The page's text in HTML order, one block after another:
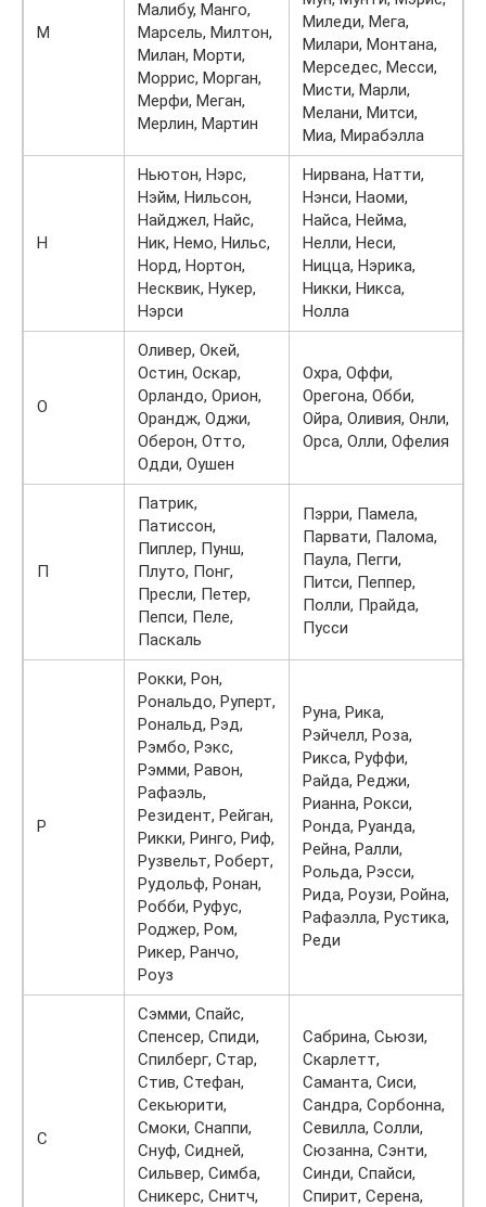
М
Малибу, Манго,
Марсель, Милтон,
Милан, Морти,
Моррис, Морган,
Мерфи, Меган,
Мерлин, Мартин
Миледи, Мега,
Милари, Монтана,
Мерседес, Месси,
Мисти, Марли,
Мелани, Митси,
Миа, Мирабэлла
Н
Ньютон, Нэрс,
Нэйм, Нильсон,
Найджел, Найс,
Ник, Немо, Нильс,
Норд, Нортон,
Несквик, Нукер,
Нэрси
Нирвана, Натти,
Нэнси, Наоми,
Найса, Нейма,
Нелли, Неси,
Ницца, Нэрика,
Никки, Никса,
Нолла
О
Оливер, Окей,
Остин, Оскар,
Орландо, Орион,
Орандж, Оджи,
Оберон, Отто,
Одди, Оушен
Охра, Оффи,
Орегона, Обби,
Ойра, Оливия, Онли,
Орса, Олли, Офелия
П
Патрик,
Патиссон,
Пиплер, Пунш,
Плуто, Понг,
Пресли, Петер,
Пепси, Пеле,
Паскаль
Пэрри, Памела,
Парвати, Палома,
Паула, Пегги,
Питси, Пеппер,
Полли, Прайда,
Пусси
Р
Рокки, Рон,
Рональдо, Руперт,
Рональд, Рэд,
Рэмбо, Рэкс,
Рэмми, Равон,
Рафаэль,
Резидент, Рейган,
Рикки, Ринго, Риф,
Рузвельт, Роберт,
Рудольф, Ронан,
Робби, Руфус,
Роджер, Ром,
Рикер, Ранчо,
Роуз
Руна, Рика,
Рэйчелл, Роза,
Рикса, Руффи,
Райда, Реджи,
Рианна, Рокси,
Ронда, Руанда,
Рейна, Ралли,
Рольда, Рэсси,
Рида, Роузи, Ройна,
Рафаэлла, Рустика,
Реди
С
Сэмми, Спайс,
Спенсер, Спиди,
Спилберг, Стар,
Стив, Стефан,
Секьюрити,
Смоки, Снаппи,
Снуф, Сидней,
Сильвер, Симба,
Сникерс, Снитч,
Сабрина, Сьюзи,
Скарлетт,
Саманта, Сиси,
Сандра, Сорбонна,
Севилла, Солли,
Сюзанна, Сэнти,
Синди, Спайси,
Спирит, Серена,